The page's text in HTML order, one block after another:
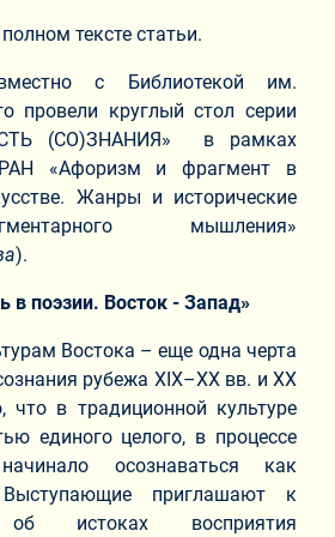
тексте статьи.
с Библиотекой им.
провели круглый стол серии
(СО)ЗНАНИЯ» в рамках
«Афоризм и фрагмент в
Жанры и исторические
мышления»
).
в поэзии. Восток - Запад»
Востока – еще одна черта
рубежа XIX–XX вв. и ХХ
что в традиционной культуре
единого целого, в процессе
осознаваться как
Выступающие приглашают к
истоках восприятия